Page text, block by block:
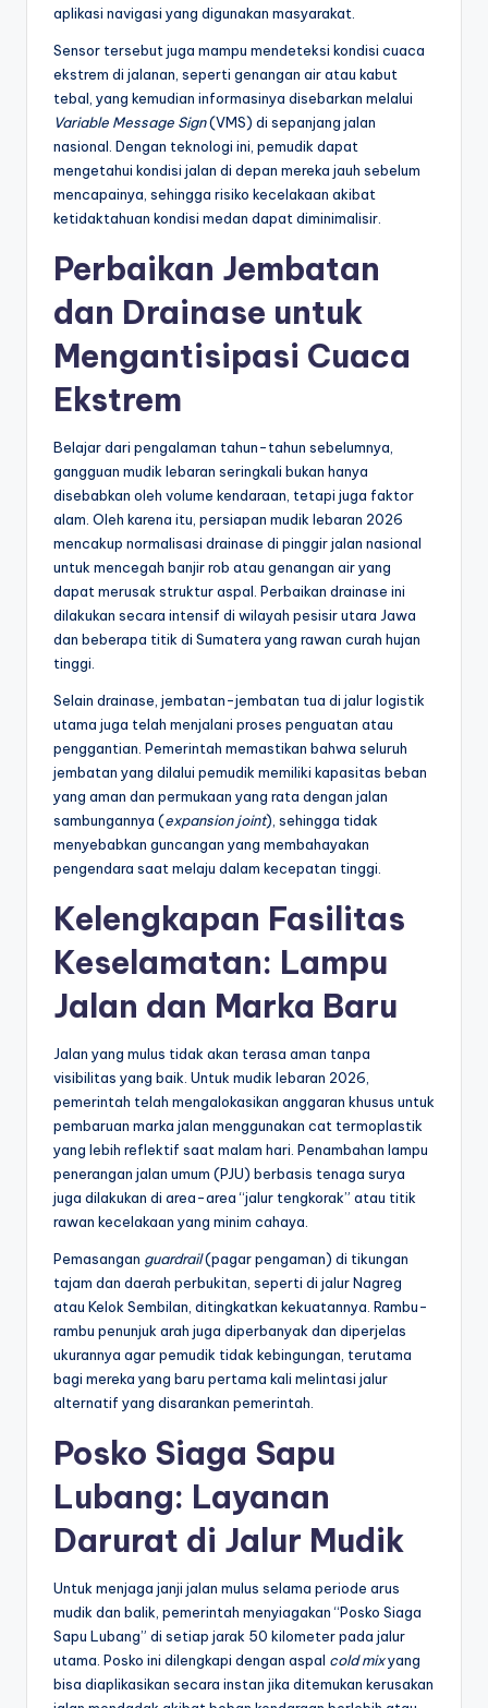
aplikasi navigasi yang digunakan masyarakat.
Sensor tersebut juga mampu mendeteksi kondisi cuaca
ekstrem di jalanan, seperti genangan air atau kabut
tebal, yang kemudian informasinya disebarkan melalui
Variable Message Sign(VMS) di sepanjang jalan
nasional. Dengan teknologi ini, pemudik dapat
mengetahui kondisi jalan di depan mereka jauh sebelum
mencapainya, sehingga risiko kecelakaan akibat
ketidaktahuan kondisi medan dapat diminimalisir.
Perbaikan Jembatan
dan Drainase untuk
Mengantisipasi Cuaca
Ekstrem
Belajar dari pengalaman tahun-tahun sebelumnya,
gangguan mudik lebaran seringkali bukan hanya
disebabkan oleh volume kendaraan, tetapi juga faktor
alam. Oleh karena itu, persiapan mudik lebaran 2026
mencakup normalisasi drainase di pinggir jalan nasional
untuk mencegah banjir rob atau genangan air yang
dapat merusak struktur aspal. Perbaikan drainase ini
dilakukan secara intensif di wilayah pesisir utara Jawa
dan beberapa titik di Sumatera yang rawan curah hujan
tinggi.
Selain drainase, jembatan-jembatan tua di jalur logistik
utama juga telah menjalani proses penguatan atau
penggantian. Pemerintah memastikan bahwa seluruh
jembatan yang dilalui pemudik memiliki kapasitas beban
yang aman dan permukaan yang rata dengan jalan
sambungannya (expansion joint), sehingga tidak
menyebabkan guncangan yang membahayakan
pengendara saat melaju dalam kecepatan tinggi.
Kelengkapan Fasilitas
Keselamatan: Lampu
Jalan dan Marka Baru
Jalan yang mulus tidak akan terasa aman tanpa
visibilitas yang baik. Untuk mudik lebaran 2026,
pemerintah telah mengalokasikan anggaran khusus untuk
pembaruan marka jalan menggunakan cat termoplastik
yang lebih reflektif saat malam hari. Penambahan lampu
penerangan jalan umum (PJU) berbasis tenaga surya
juga dilakukan di area-area “jalur tengkorak” atau titik
rawan kecelakaan yang minim cahaya.
Pemasangan guardrail(pagar pengaman) di tikungan
tajam dan daerah perbukitan, seperti di jalur Nagreg
atau Kelok Sembilan, ditingkatkan kekuatannya. Rambu-
rambu penunjuk arah juga diperbanyak dan diperjelas
ukurannya agar pemudik tidak kebingungan, terutama
bagi mereka yang baru pertama kali melintasi jalur
alternatif yang disarankan pemerintah.
Posko Siaga Sapu
Lubang: Layanan
Darurat di Jalur Mudik
Untuk menjaga janji jalan mulus selama periode arus
mudik dan balik, pemerintah menyiagakan “Posko Siaga
Sapu Lubang” di setiap jarak 50 kilometer pada jalur
utama. Posko ini dilengkapi dengan aspal cold mixyang
bisa diaplikasikan secara instan jika ditemukan kerusakan